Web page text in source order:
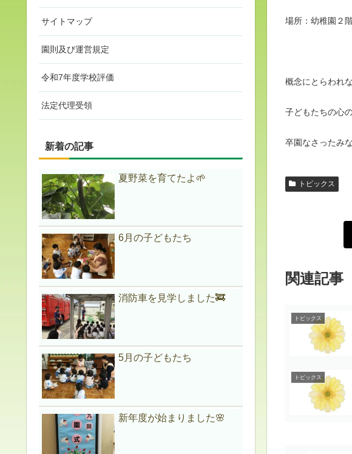
場所：幼稚園２
概念にとらわれ
子どもたちの心
卒園なさったみ
トピックス
関連記事
トピックス
トピックス
サイトマップ
園則及び運営規定
令和7年度学校評価
法定代理受領
新着の記事
夏野菜を育てたよ🌱
6月の子どもたち
消防車を見学しました🚒
5月の子どもたち
新年度が始まりました🌸